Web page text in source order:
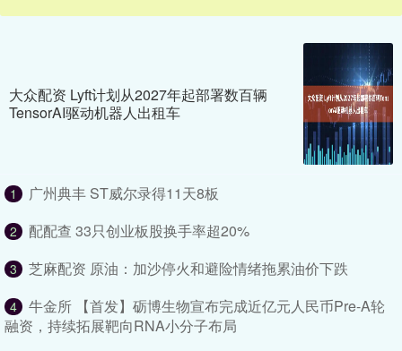
大众配资 Lyft计划从2027年起部署数百辆
TensorAI驱动机器人出租车
1 广州典丰 ST威尔录得11天8板
2 配配查 33只创业板股换手率超20%
3 芝麻配资 原油：加沙停火和避险情绪拖累油价下跌
4
牛金所 【首发】砺博生物宣布完成近亿元人民币Pre-A轮
融资，持续拓展靶向RNA小分子布局